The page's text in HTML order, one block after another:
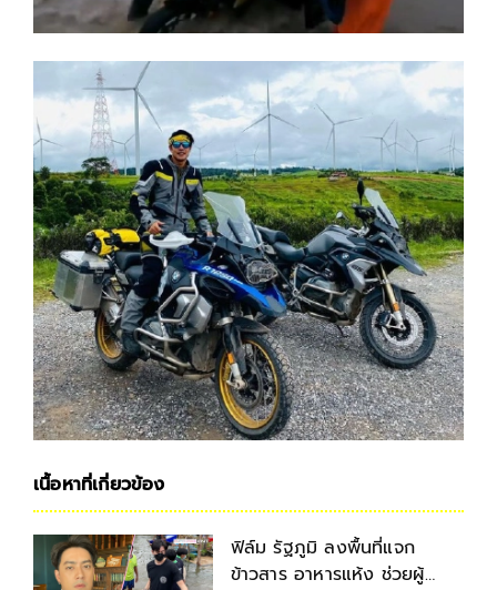
เนื้อหาที่เกี่ยวข้อง
ฟิล์ม รัฐภูมิ ลงพื้นที่แจก
ข้าวสาร อาหารแห้ง ช่วยผู้